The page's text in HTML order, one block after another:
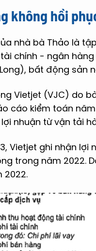
không hồi
nhà bà Thảo là
chính - ngân
bất động sản
Vietjet (VJC) do
cáo kiểm toán
nhuận từ vận tải
Vietjet ghi nhận lợi
trong năm 2022.
2022.